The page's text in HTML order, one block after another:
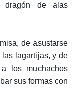
dragón de alas
de asustarse
lagartijas, y de
los muchachos
sus formas con